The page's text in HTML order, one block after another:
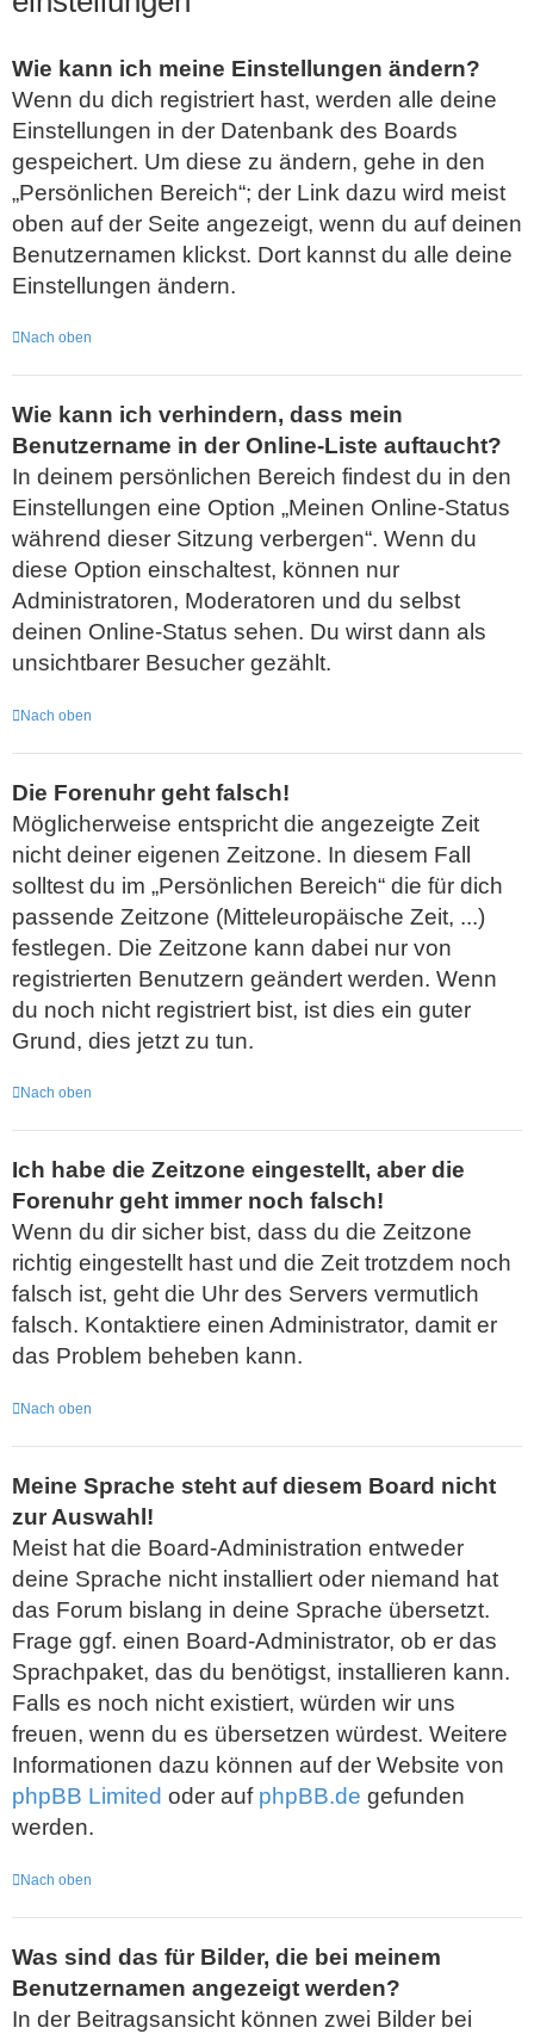
Wie kann ich meine Einstellungen ändern?
Wenn du dich registriert hast, werden alle deine
Einstellungen in der Datenbank des Boards
gespeichert. Um diese zu ändern, gehe in den
„Persönlichen Bereich“; der Link dazu wird meist
oben auf der Seite angezeigt, wenn du auf deinen
Benutzernamen klickst. Dort kannst du alle deine
Einstellungen ändern.
Nach oben
Wie kann ich verhindern, dass mein
Benutzername in der Online-Liste auftaucht?
In deinem persönlichen Bereich findest du in den
Einstellungen eine Option „Meinen Online-Status
während dieser Sitzung verbergen“. Wenn du
diese Option einschaltest, können nur
Administratoren, Moderatoren und du selbst
deinen Online-Status sehen. Du wirst dann als
unsichtbarer Besucher gezählt.
Nach oben
Die Forenuhr geht falsch!
Möglicherweise entspricht die angezeigte Zeit
nicht deiner eigenen Zeitzone. In diesem Fall
solltest du im „Persönlichen Bereich“ die für dich
passende Zeitzone (Mitteleuropäische Zeit, ...)
festlegen. Die Zeitzone kann dabei nur von
registrierten Benutzern geändert werden. Wenn
du noch nicht registriert bist, ist dies ein guter
Grund, dies jetzt zu tun.
Nach oben
Ich habe die Zeitzone eingestellt, aber die
Forenuhr geht immer noch falsch!
Wenn du dir sicher bist, dass du die Zeitzone
richtig eingestellt hast und die Zeit trotzdem noch
falsch ist, geht die Uhr des Servers vermutlich
falsch. Kontaktiere einen Administrator, damit er
das Problem beheben kann.
Nach oben
Meine Sprache steht auf diesem Board nicht
zur Auswahl!
Meist hat die Board-Administration entweder
deine Sprache nicht installiert oder niemand hat
das Forum bislang in deine Sprache übersetzt.
Frage ggf. einen Board-Administrator, ob er das
Sprachpaket, das du benötigst, installieren kann.
Falls es noch nicht existiert, würden wir uns
freuen, wenn du es übersetzen würdest. Weitere
Informationen dazu können auf der Website von
phpBB Limited oder auf phpBB.de gefunden
werden.
Nach oben
Was sind das für Bilder, die bei meinem
Benutzernamen angezeigt werden?
In der Beitragsansicht können zwei Bilder bei